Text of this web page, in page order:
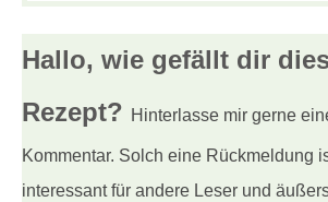
Hallo, wie gefällt dir
Rezept? Hinterlasse mir gerne
Kommentar. Solch eine Rückmeldung
interessant für andere Leser und